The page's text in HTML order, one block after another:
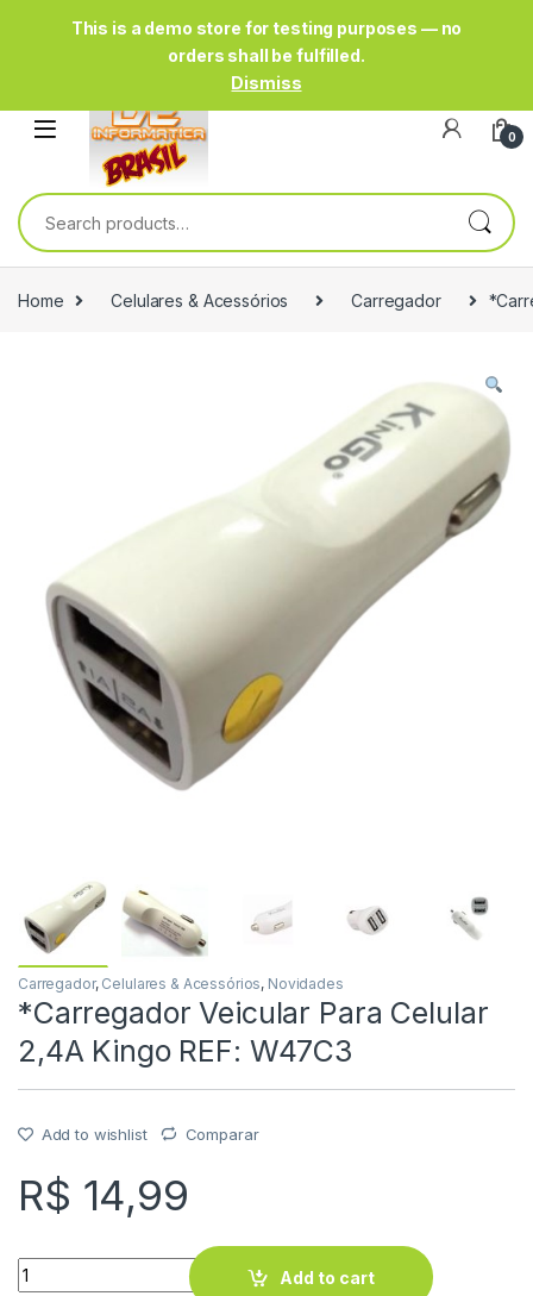
0
Search for:
Home Celulares & Acessórios Carregador
Carregador, Celulares & Acessórios, Novidades
*Carregador Veicular Para Celular
2,4A Kingo REF: W47C3
Add to wishlist Comparar
R$ 14,99
Quantity
Add to cart
This is a demo store for testing purposes — no
orders shall be fulfilled.
Dismiss